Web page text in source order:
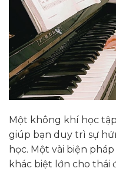
Một không khí học
giúp bạn duy trì sự
học. Một vài biện
khác biệt lớn cho thái